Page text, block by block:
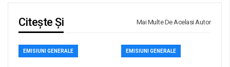
Citește Și Mai Multe De Acelasi Autor
EMISIUNI GENERALE EMISIUNI GENERALE